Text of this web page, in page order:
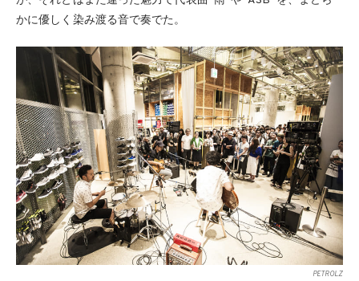
かに優しく染み渡る音で奏でた。
PETROLZ